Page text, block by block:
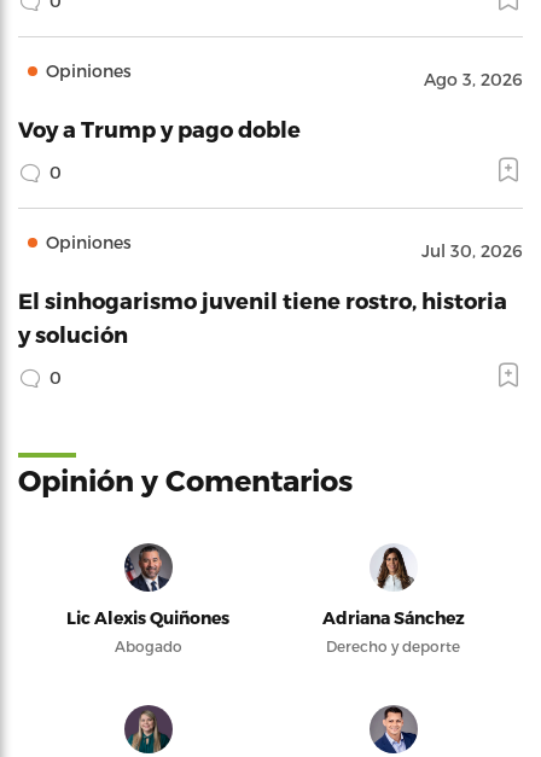
Opiniones Ago 3, 2026
Voy a Trump y pago doble
0
Opiniones Jul 30, 2026
El sinhogarismo juvenil tiene rostro, historia
y solución
0
Opinión y Comentarios
Lic Alexis Quiñones
Abogado
Adriana Sánchez
Derecho y deporte